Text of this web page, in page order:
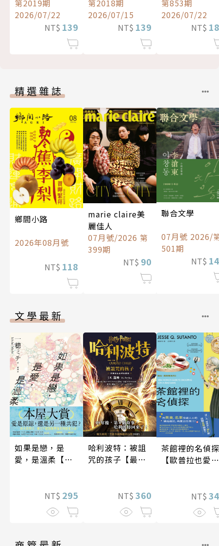
第2019期
2026/07/22
NT$ 139
第2018期
2026/07/15
NT$ 139
第853期
2026/07/22
NT$
精選雜誌
鄉間小路
2026年08月號
NT$ 118
marie claire美
麗佳人
07月號/2026 第
399期
NT$ 90
聯合文學
07月號 2026/
501期
NT$
文學最新
如果是戀，是
愛，是溫柔【限
NT$ 295
哈利波特：被詛
咒的孩子【最終
NT$ 360
茶館裡的名偵探
【歐普拉也愛！
《茶館裡的嫌疑
人》續作】
NT$